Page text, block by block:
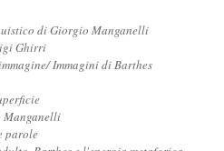
di Giorgio Manganelli
Ghirri
Immagini di Barthes
Manganelli
parole